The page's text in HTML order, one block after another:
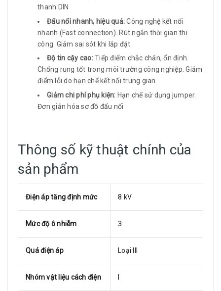
thanh DIN
Đấu nối nhanh, hiệu quả:Công nghệ kết nối
nhanh (Fast connection). Rút ngắn thời gian thi
công. Giảm sai sót khi lắp đặt
Độ tin cậy cao:Tiếp điểm chắc chắn, ổn định.
Chống rung tốt trong môi trường công nghiệp. Giảm
điểm lỗi do hạn chế kết nối trung gian
Giảm chi phí phụ kiện: Hạn chế sử dụng jumper.
Đơn giản hóa sơ đồ đấu nối
Thông số kỹ thuật chính của
sản phẩm
Điện áp tăng định mức 8 kV
Mức độ ô nhiễm 3
Quá điện áp Loại III
Nhóm vật liệu cách điện